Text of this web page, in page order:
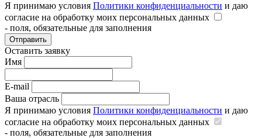
Я принимаю условия Политики конфиденциальности и даю
согласие на обработку моих персональных данных
- поля, обязательные для заполнения
Отправить
Оставить заявку
Имя
E-mail
Ваша отрасль
Я принимаю условия Политики конфиденциальности и даю
согласие на обработку моих персональных данных
- поля, обязательные для заполнения